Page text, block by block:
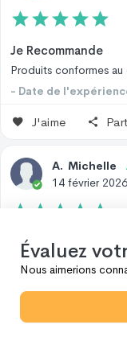
Je Recommande
Produits conformes
- Date de
J'aime
A. Michelle
14 février 2026
- Date de
Évaluez
Nous aimerions